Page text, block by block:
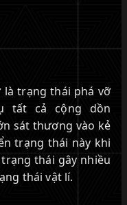
là trạng thái phá vỡ
tất cả cộng dồn
sát thương vào kẻ
trạng thái này khi
thái gây nhiều
thái vật lí.